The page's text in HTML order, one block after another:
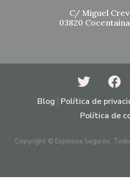
C/ Miguel
03820
Blog Política de
Política de
Copyright © Espinosa Seguros.